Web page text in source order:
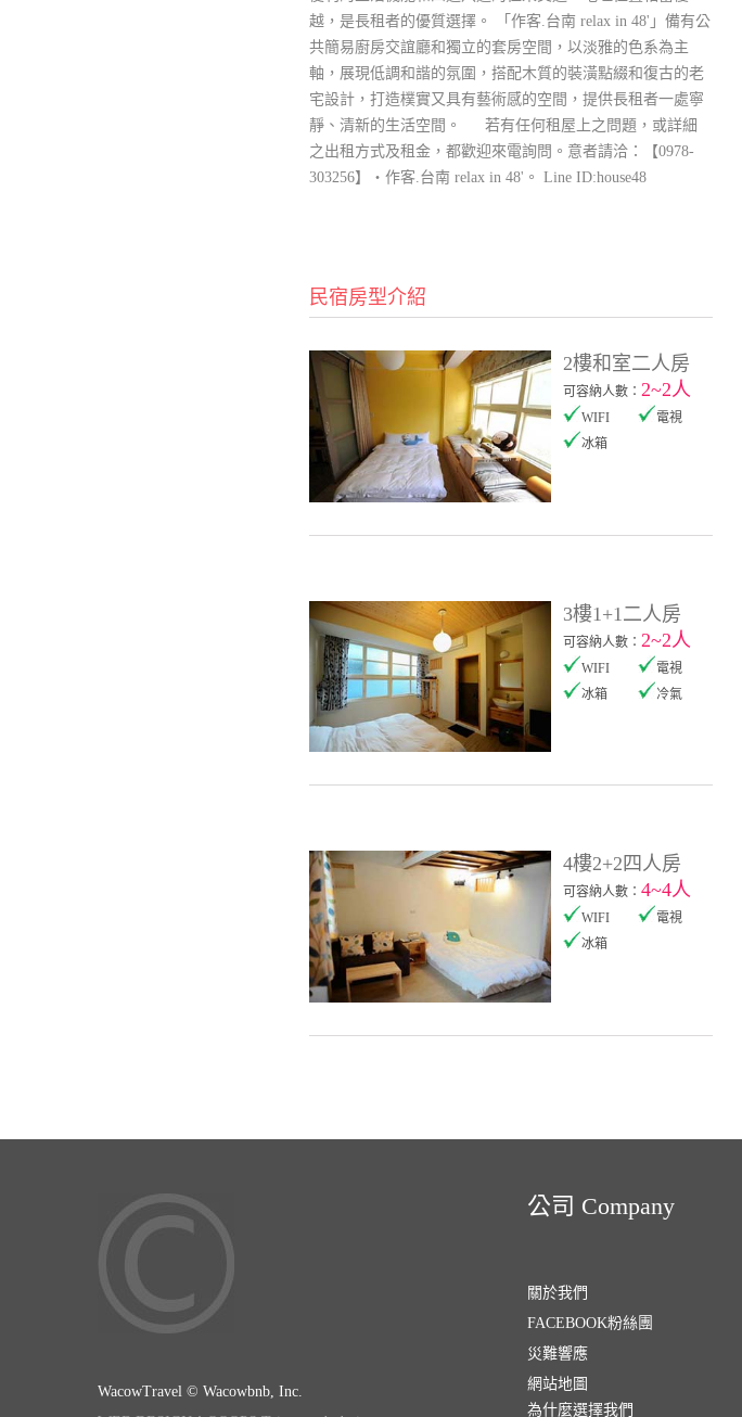
越，是長租者的優質選擇。 「作客.台南 relax in 48'」備有公
共簡易廚房交誼廳和獨立的套房空間，以淡雅的色系為主
軸，展現低調和諧的氛圍，搭配木質的裝潢點綴和復古的老
宅設計，打造樸實又具有藝術感的空間，提供長租者一處寧
靜、清新的生活空間。 若有任何租屋上之問題，或詳細
之出租方式及租金，都歡迎來電詢問。意者請洽：【0978-
303256】‧作客.台南 relax in 48'。 Line ID:house48
民宿房型介紹
2樓和室二人房
可容納人數： 2~2人
WIFI
電視
冰箱
3樓1+1二人房
可容納人數： 2~2人
WIFI
電視
冰箱
冷氣
4樓2+2四人房
可容納人數： 4~4人
WIFI
電視
冰箱
WacowTravel © Wacowbnb, Inc.
公司 Company
關於我們
FACEBOOK粉絲團
災難響應
網站地圖
為什麼選擇我們